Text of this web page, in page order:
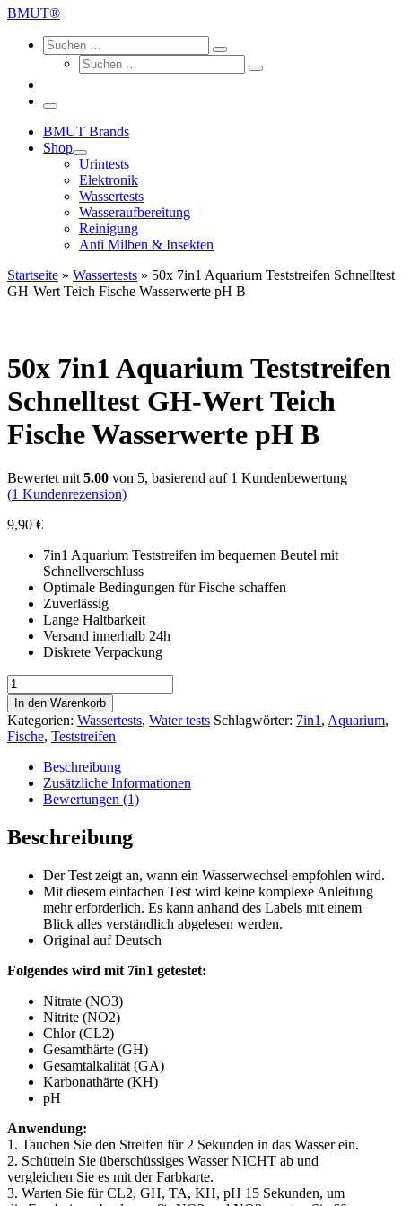
BMUT®
Search
Suche
Suchen
Suche
Suchen
Menü
BMUT Brands
Shop
Urintests
Elektronik
Wassertests
Wasseraufbereitung
Reinigung
Anti Milben & Insekten
Startseite » Wassertests » 50x 7in1 Aquarium Teststreifen Schnelltest
GH-Wert Teich Fische Wasserwerte pH B
50x 7in1 Aquarium Teststreifen
Schnelltest GH-Wert Teich
Fische Wasserwerte pH B
Bewertet mit 5.00 von 5, basierend auf 1 Kundenbewertung
(1 Kundenrezension)
9,90 €
7in1 Aquarium Teststreifen im bequemen Beutel mit
Schnellverschluss
Optimale Bedingungen für Fische schaffen
Zuverlässig
Lange Haltbarkeit
Versand innerhalb 24h
Diskrete Verpackung
50x
7in1
Aquarium
Teststreifen
Schnelltest
GH-
Wert
Teich
Wasserwerte
pH
Menge
In den Warenkorb
Kategorien: Wassertests, Water tests Schlagwörter: 7in1 , Aquarium,
Fische, Teststreifen
Beschreibung
Zusätzliche Informationen
Bewertungen (1)
Beschreibung
Der Test zeigt an, wann ein Wasserwechsel empfohlen wird.
Mit diesem einfachen Test wird keine komplexe Anleitung
mehr erforderlich. Es kann anhand des Labels mit einem
Blick alles verständlich abgelesen werden.
Original auf Deutsch
Folgendes wird mit 7in1 getestet:
Nitrate (NO3)
Nitrite (NO2)
Chlor (CL2)
Gesamthärte (GH)
Gesamtalkalität (GA)
Karbonathärte (KH)
pH
Anwendung:
1. Tauchen Sie den Streifen für 2 Sekunden in das Wasser ein.
2. Schütteln Sie überschüssiges Wasser NICHT ab und
vergleichen Sie es mit der Farbkarte.
3. Warten Sie für CL2, GH, TA, KH, pH 15 Sekunden, um